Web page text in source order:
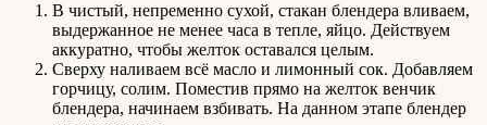
В чистый, непременно сухой, стакан блендера вливаем,
выдержанное не менее часа в тепле, яйцо. Действуем
аккуратно, чтобы желток оставался целым.
Сверху наливаем всё масло и лимонный сок. Добавляем
горчицу, солим. Поместив прямо на желток венчик
блендера, начинаем взбивать. На данном этапе блендер